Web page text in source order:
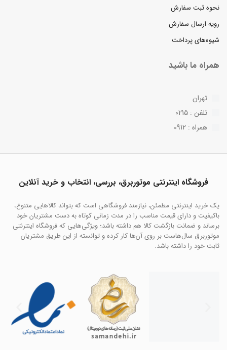
نحوه ثبت سفارش
رویه ارسال سفارش
شیوه‌های پرداخت
همراه ما باشید
تهران
تلفن : 0215
همراه : 0912
فروشگاه اینترنتی موتوربرق، بررسی، انتخاب و خرید آنلاین
یک خرید اینترنتی مطمئن، نیازمند فروشگاهی است که بتواند کالاهایی متنوع،
باکیفیت و دارای قیمت مناسب را در مدت زمانی کوتاه به دست مشتریان خود
برساند و ضمانت بازگشت کالا هم داشته باشد؛ ویژگی‌هایی که فروشگاه اینترنتی
موتوربرق سال‌هاست بر روی آن‌ها کار کرده و توانسته از این طریق مشتریان
ثابت خود را داشته باشد.